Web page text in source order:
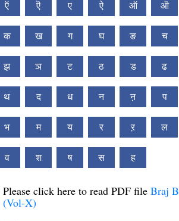
ऍ ऎ ए ऐ ऑ ऒ
क ख ग घ ङ च
झ ञ ट ठ ड ढ
थ द ध न ऩ प
भ म य र ऱ ल
व श ष स ह
Please click here to read PDF file Braj
(Vol-X)